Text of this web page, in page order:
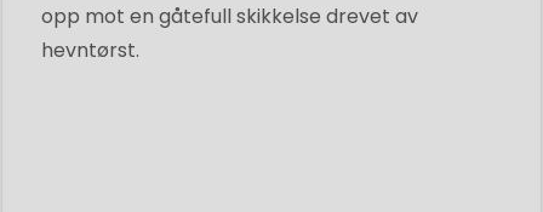
opp mot en gåtefull skikkelse drevet av
hevntørst.